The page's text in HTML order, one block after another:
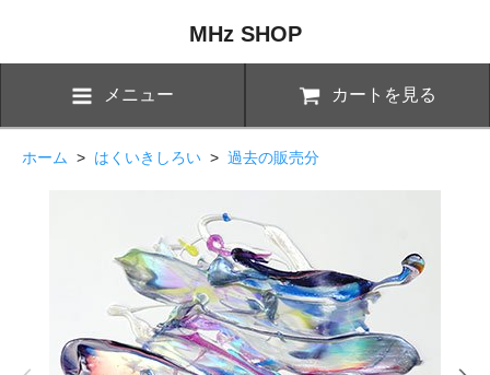
MHz SHOP
メニュー カートを見る
ホーム > はくいきしろい > 過去の販売分